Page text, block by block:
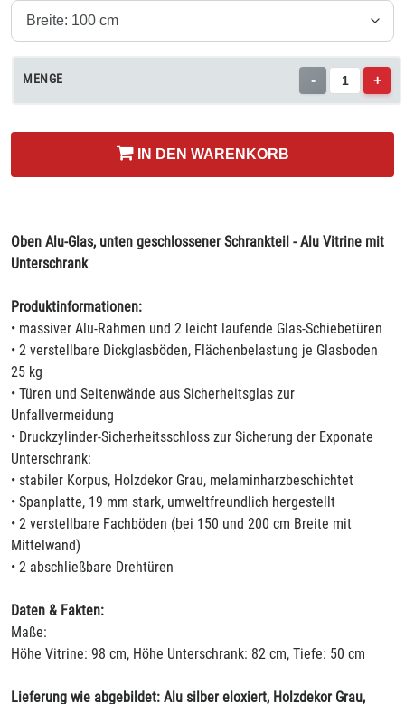
MENGE - +
IN DEN WARENKORB
Oben Alu-Glas, unten geschlossener Schrankteil - Alu Vitrine mit
Unterschrank
Produktinformationen:
• massiver Alu-Rahmen und 2 leicht laufende Glas-Schiebetüren
• 2 verstellbare Dickglasböden, Flächenbelastung je Glasboden
25 kg
• Türen und Seitenwände aus Sicherheitsglas zur
Unfallvermeidung
• Druckzylinder-Sicherheitsschloss zur Sicherung der Exponate
Unterschrank:
• stabiler Korpus, Holzdekor Grau, melaminharzbeschichtet
• Spanplatte, 19 mm stark, umweltfreundlich hergestellt
• 2 verstellbare Fachböden (bei 150 und 200 cm Breite mit
Mittelwand)
• 2 abschließbare Drehtüren
Daten & Fakten:
Maße:
Höhe Vitrine: 98 cm, Höhe Unterschrank: 82 cm, Tiefe: 50 cm
Lieferung wie abgebildet: Alu silber eloxiert, Holzdekor Grau,